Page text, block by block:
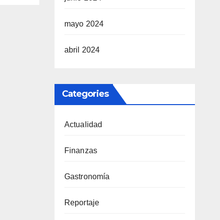
mayo 2024
abril 2024
Categories
Actualidad
Finanzas
Gastronomía
Reportaje